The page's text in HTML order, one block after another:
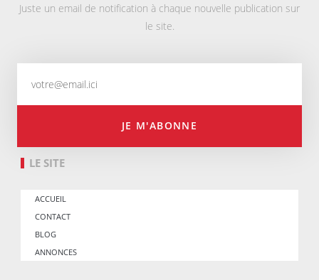
Juste un email de notification à chaque nouvelle publication sur
le site.
JE M'ABONNE
LE SITE
ACCUEIL
CONTACT
BLOG
ANNONCES